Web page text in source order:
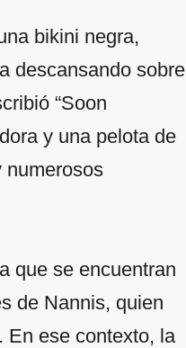
bikini negra,
descansando sobre
“Soon
y una pelota de
numerosos
que se encuentran
de Nannis, quien
En ese contexto, la